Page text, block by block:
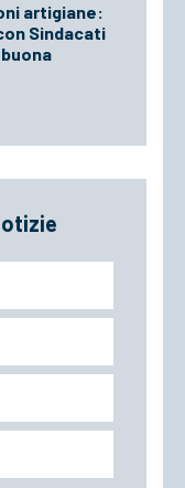
artigiane:
Sindacati